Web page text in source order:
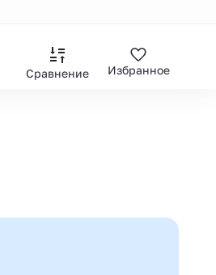
Сравнение Избранное